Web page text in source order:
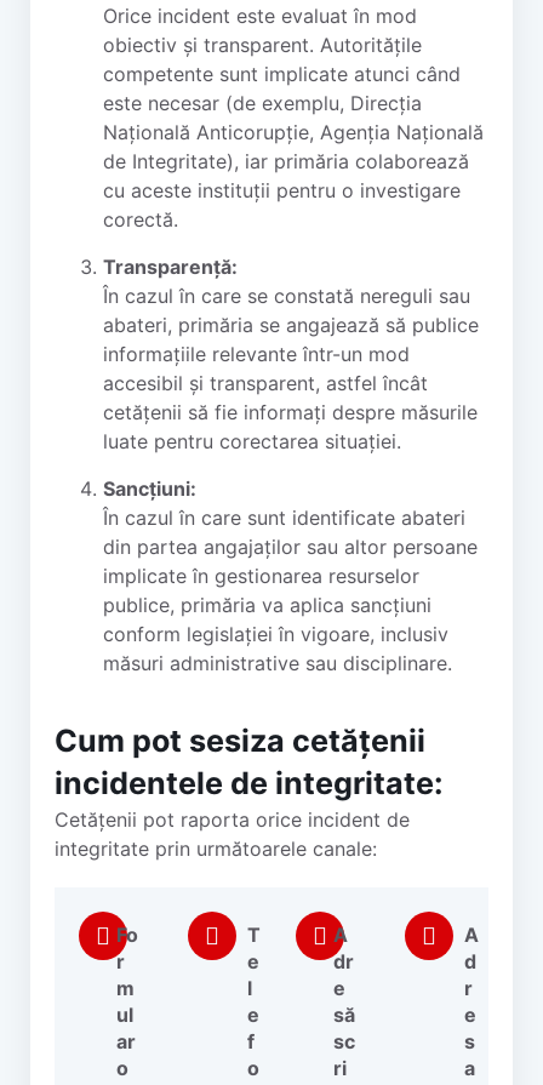
Orice incident este evaluat în mod
obiectiv și transparent. Autoritățile
competente sunt implicate atunci când
este necesar (de exemplu, Direcția
Națională Anticorupție, Agenția Națională
de Integritate), iar primăria colaborează
cu aceste instituții pentru o investigare
corectă.
Transparență:
În cazul în care se constată nereguli sau
abateri, primăria se angajează să publice
informațiile relevante într-un mod
accesibil și transparent, astfel încât
cetățenii să fie informați despre măsurile
luate pentru corectarea situației.
Sancțiuni:
În cazul în care sunt identificate abateri
din partea angajaților sau altor persoane
implicate în gestionarea resurselor
publice, primăria va aplica sancțiuni
conform legislației în vigoare, inclusiv
măsuri administrative sau disciplinare.
Cum pot sesiza cetățenii
incidentele de integritate:
Cetățenii pot raporta orice incident de
integritate prin următoarele canale:
Fo
r
m
ul
ar
o
T
e
l
e
f
o
A
dr
e
să
sc
ri
A
d
r
e
s
a